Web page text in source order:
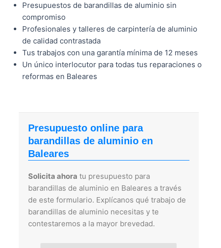
Presupuestos de barandillas de aluminio sin
compromiso
Profesionales y talleres de carpintería de aluminio
de calidad contrastada
Tus trabajos con una garantía mínima de 12 meses
Un único interlocutor para todas tus reparaciones o
reformas en Baleares
Presupuesto online para
barandillas de aluminio en
Baleares
Solicita ahora tu presupuesto para
barandillas de aluminio en Baleares a través
de este formulario. Explícanos qué trabajo de
barandillas de aluminio necesitas y te
contestaremos a la mayor brevedad.